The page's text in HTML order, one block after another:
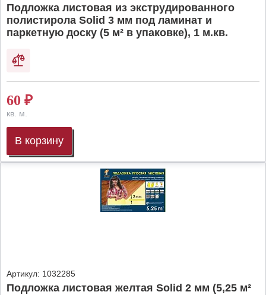
Подложка листовая из экструдированного
полистирола Solid 3 мм под ламинат и
паркетную доску (5 м² в упаковке), 1 м.кв.
60 ₽
кв. м.
В корзину
Артикул: 1032285
Подложка листовая желтая Solid 2 мм (5,25 м²